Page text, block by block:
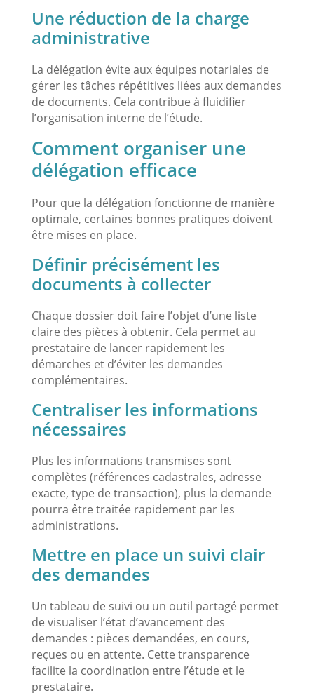
Une réduction de la charge
administrative
La délégation évite aux équipes notariales de
gérer les tâches répétitives liées aux demandes
de documents. Cela contribue à fluidifier
l’organisation interne de l’étude.
Comment organiser une
délégation efficace
Pour que la délégation fonctionne de manière
optimale, certaines bonnes pratiques doivent
être mises en place.
Définir précisément les
documents à collecter
Chaque dossier doit faire l’objet d’une liste
claire des pièces à obtenir. Cela permet au
prestataire de lancer rapidement les
démarches et d’éviter les demandes
complémentaires.
Centraliser les informations
nécessaires
Plus les informations transmises sont
complètes (références cadastrales, adresse
exacte, type de transaction), plus la demande
pourra être traitée rapidement par les
administrations.
Mettre en place un suivi clair
des demandes
Un tableau de suivi ou un outil partagé permet
de visualiser l’état d’avancement des
demandes : pièces demandées, en cours,
reçues ou en attente. Cette transparence
facilite la coordination entre l’étude et le
prestataire.